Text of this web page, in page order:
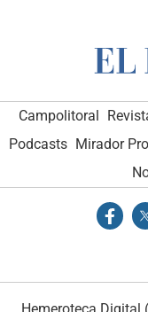
Campolitoral
Podcasts Mirador